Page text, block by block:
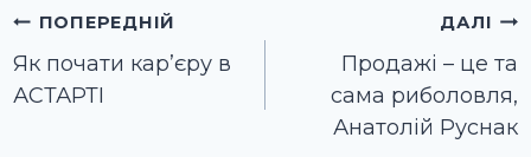
Навігація
записів
ПОПЕРЕДНІЙ
Як почати кар’єру в
АСТАРТІ
ДАЛІ
Продажі – це та
сама риболовля,
Анатолій Руснак